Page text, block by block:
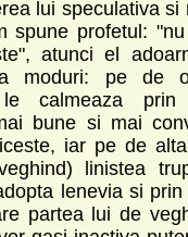
lui speculativa si
spune profetul:
atunci el
moduri: pe de
calmeaza prin
bune si mai
iar pe de
linistea
lenevia si
partea lui de